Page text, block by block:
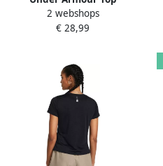
Réservoir De Course
Heatgear
2 webshops
€ 28,99